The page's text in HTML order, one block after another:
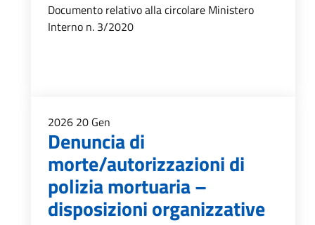
Documento relativo alla circolare Ministero
Interno n. 3/2020
2026 20 Gen
Denuncia di
morte/autorizzazioni di
polizia mortuaria –
disposizioni organizzative